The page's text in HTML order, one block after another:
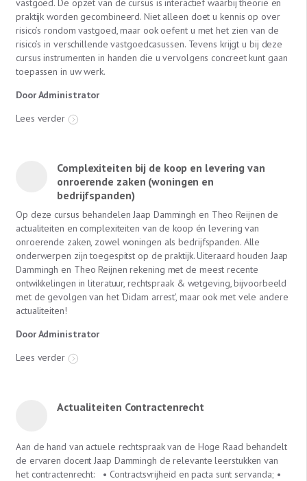
vastgoed. De opzet van de cursus is interactief waarbij theorie en
praktijk worden gecombineerd. Niet alleen doet u kennis op over
risico’s rondom vastgoed, maar ook oefent u met het zien van de
risico’s in verschillende vastgoedcasussen. Tevens krijgt u bij deze
cursus instrumenten in handen die u vervolgens concreet kunt gaan
toepassen in uw werk.
Door Administrator
Lees verder
Complexiteiten bij de koop en levering van
onroerende zaken (woningen en
bedrijfspanden)
Op deze cursus behandelen Jaap Dammingh en Theo Reijnen de
actualiteiten en complexiteiten van de koop én levering van
onroerende zaken, zowel woningen als bedrijfspanden. Alle
onderwerpen zijn toegespitst op de praktijk. Uiteraard houden Jaap
Dammingh en Theo Reijnen rekening met de meest recente
ontwikkelingen in literatuur, rechtspraak & wetgeving, bijvoorbeeld
met de gevolgen van het 'Didam arrest', maar ook met vele andere
actualiteiten!
Door Administrator
Lees verder
Actualiteiten Contractenrecht
Aan de hand van actuele rechtspraak van de Hoge Raad behandelt
de ervaren docent Jaap Dammingh de relevante leerstukken van
het contractenrecht: • Contractsvrijheid en pacta sunt servanda; •